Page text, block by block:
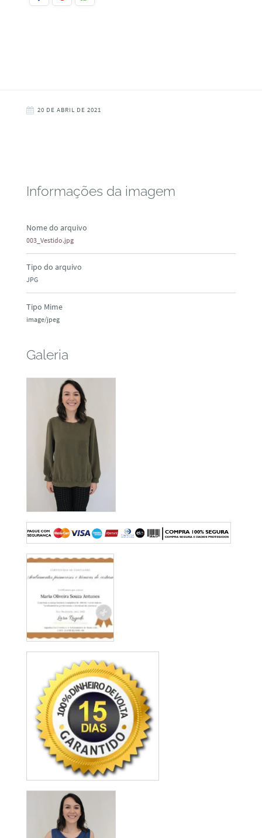
20 DE ABRIL DE 2021
Informações da imagem
Nome do arquivo
003_Vestido.jpg
Tipo do arquivo
JPG
Tipo Mime
image/jpeg
Galeria